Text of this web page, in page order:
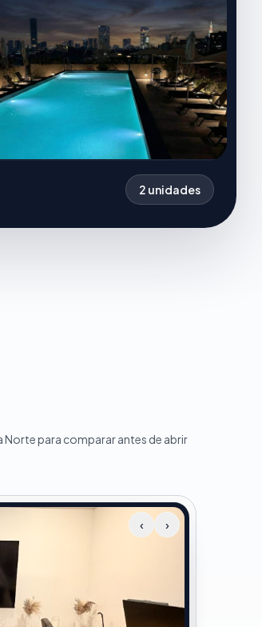
2 unidades
Norte para comparar antes de abrir
‹ ›